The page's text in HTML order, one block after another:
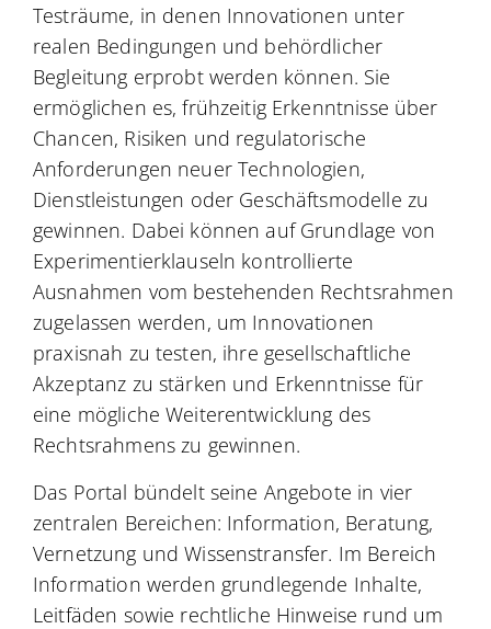
Testräume, in denen Innovationen unter
realen Bedingungen und behördlicher
Begleitung erprobt werden können. Sie
ermöglichen es, frühzeitig Erkenntnisse über
Chancen, Risiken und regulatorische
Anforderungen neuer Technologien,
Dienstleistungen oder Geschäftsmodelle zu
gewinnen. Dabei können auf Grundlage von
Experimentierklauseln kontrollierte
Ausnahmen vom bestehenden Rechtsrahmen
zugelassen werden, um Innovationen
praxisnah zu testen, ihre gesellschaftliche
Akzeptanz zu stärken und Erkenntnisse für
eine mögliche Weiterentwicklung des
Rechtsrahmens zu gewinnen.
Das Portal bündelt seine Angebote in vier
zentralen Bereichen: Information, Beratung,
Vernetzung und Wissenstransfer. Im Bereich
Information werden grundlegende Inhalte,
Leitfäden sowie rechtliche Hinweise rund um